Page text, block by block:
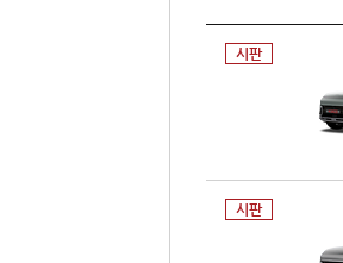
시판
시판